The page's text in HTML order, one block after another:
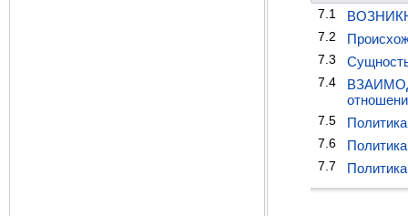
7.1
7.2
7.3
7.4
7.5
7.6
7.7